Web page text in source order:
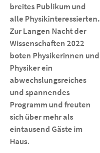
breites Publikum und
alle Physikinteressierten.
Zur Langen Nacht der
Wissenschaften 2022
boten Physikerinnen und
Physiker ein
abwechslungsreiches
und spannendes
Programm und freuten
sich über mehr als
eintausend Gäste im
Haus.